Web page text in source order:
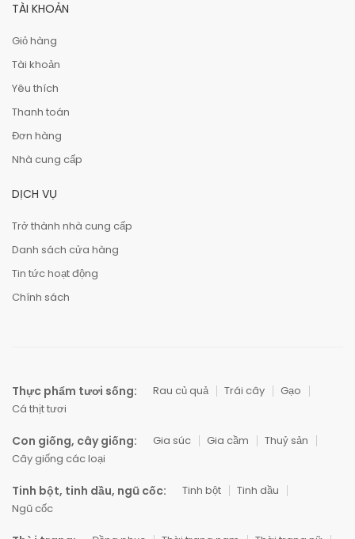
TÀI KHOẢN
Giỏ hàng
Tài khoản
Yêu thích
Thanh toán
Đơn hàng
Nhà cung cấp
DỊCH VỤ
Trở thành nhà cung cấp
Danh sách cửa hàng
Tin tức hoạt động
Chính sách
Thực phẩm tươi sống: Rau củ quả Trái cây
Gạo
Cá thịt tươi
Con giống, cây giống: Gia súc Gia cầm
Thuỷ sản
Cây giống các loại
Tinh bột, tinh dầu, ngũ cốc: Tinh bột
Tinh dầu
Ngũ cốc